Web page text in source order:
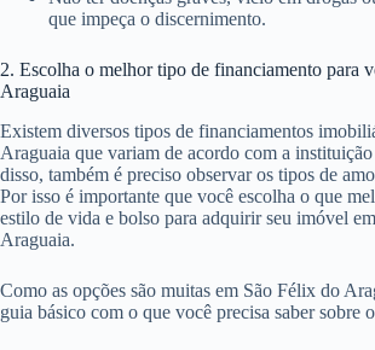
que impeça o discernimento.
2. Escolha o melhor tipo de financiamento para
Araguaia
Existem diversos tipos de financiamentos
Araguaia que variam de acordo com a
disso, também é preciso observar os tipos de
Por isso é importante que você escolha o que
estilo de vida e bolso para adquirir seu imóvel
Araguaia.
Como as opções são muitas em São Félix do
guia básico com o que você precisa saber sobre